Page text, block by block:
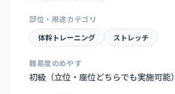
部位・用途カテゴリ
体幹トレーニング
ストレッチ
難易度のめやす
初級（立位・座位どちらでも実施可能）